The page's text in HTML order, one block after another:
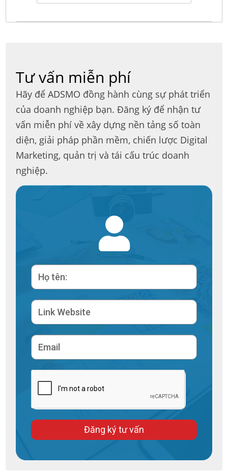
Tư vấn miễn phí
Hãy để ADSMO đồng hành cùng sự phát triển
của doanh nghiệp bạn. Đăng ký để nhận tư
vấn miễn phí về xây dựng nền tảng số toàn
diện, giải pháp phần mềm, chiến lược Digital
Marketing, quản trị và tái cấu trúc doanh
nghiệp.
Đăng ký tư vấn